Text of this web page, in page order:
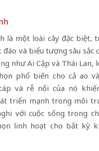
là một loài cây đặc biệt,
và biểu tượng sâu sắc
như Ai Cập và Thái Lan,
phổ biến cho cả ao
và rễ nổi của nó
triển mạnh trong môi
với cuộc sống trong
linh hoạt cho bất kỳ